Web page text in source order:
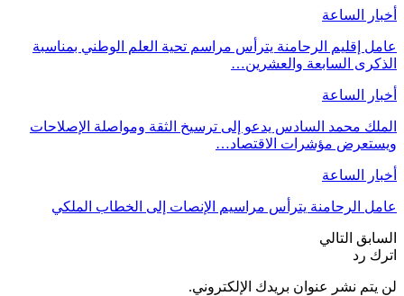
أخبار الساعة
عامل إقليم الرحامنة يترأس مراسم تحية العلم الوطني بمناسبة
الذكرى السابعة والعشرين…
أخبار الساعة
الملك محمد السادس يدعو إلى ترسيخ الثقة ومواصلة الإصلاحات
ويستعرض مؤشرات الاقتصاد…
أخبار الساعة
عامل الرحامنة يترأس مراسيم الإنصات إلى الخطاب الملكي
السابق التالي
اترك رد
لن يتم نشر عنوان بريدك الإلكتروني.